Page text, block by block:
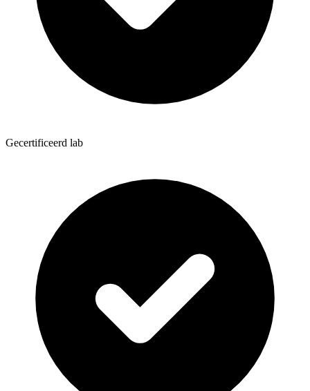
Gecertificeerd lab